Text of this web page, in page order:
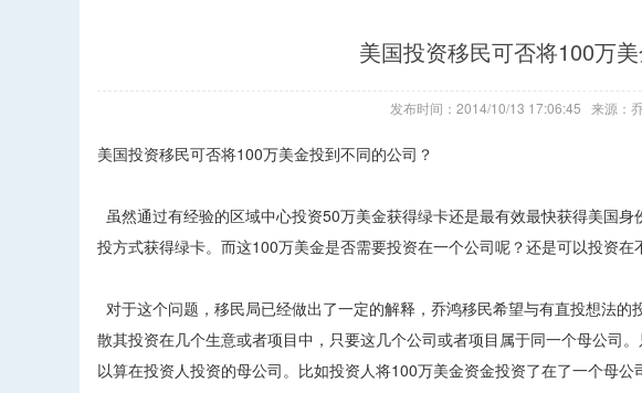
美国投资移民可否将100万
发布时间：2014/10/13 17:06:45 来源：
美国投资移民可否将100万美金投到不同的公司？
虽然通过有经验的区域中心投资50万美金获得绿卡还是最有效最快获得美国
投方式获得绿卡。而这100万美金是否需要投资在一个公司呢？还是可以投资在
对于这个问题，移民局已经做出了一定的解释，乔鸿移民希望与有直投想法
散其投资在几个生意或者项目中，只要这几个公司或者项目属于同一个母公司
以算在投资人投资的母公司。比如投资人将100万美金资金投资了在了一个母公